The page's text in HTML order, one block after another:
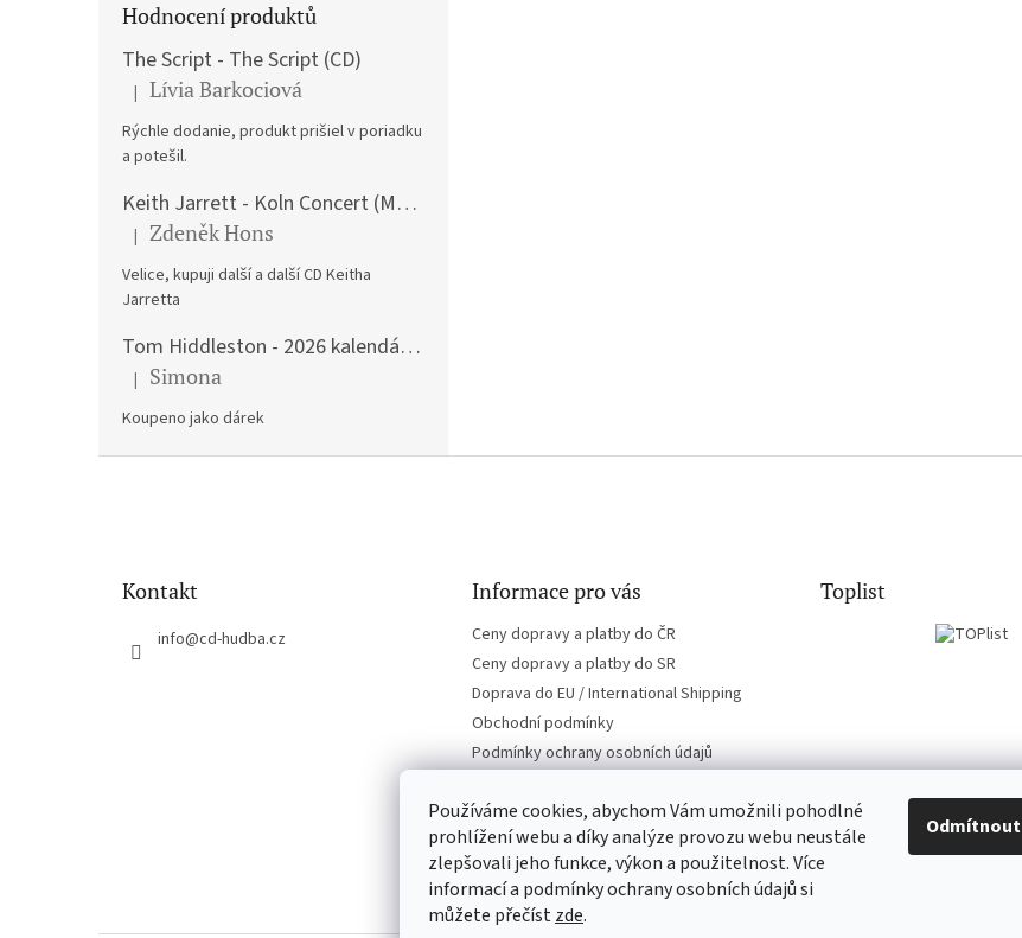
Používáme cookies, abychom Vám umožnili pohodlné
prohlížení webu a díky analýze provozu webu neustále
zlepšovali jeho funkce, výkon a použitelnost. Více
informací a podmínky ochrany osobních údajů si
můžete přečístzde.
Odmítnout
Hodnocení produktů
The Script - The Script (CD)
Hodnocení produktu je 5 z 5 hvězdiček.
| Lívia Barkociová
Rýchle dodanie, produkt prišiel v poriadku
a potešil.
Keith Jarrett - Koln Concert (Music CD)
Hodnocení produktu je 5 z 5 hvězdiček.
| Zdeněk Hons
Velice, kupuji další a další CD Keitha
Jarretta
Tom Hiddleston - 2026 kalendář A3
Hodnocení produktu je 5 z 5 hvězdiček.
| Simona
Koupeno jako dárek
Kontakt
info@cd-hudba.cz
Informace pro vás
Ceny dopravy a platby do ČR
Ceny dopravy a platby do SR
Doprava do EU / International Shipping
Obchodní podmínky
Podmínky ochrany osobních údajů
Toplist
EN-filmy.cz CD-Soundtrack.cz